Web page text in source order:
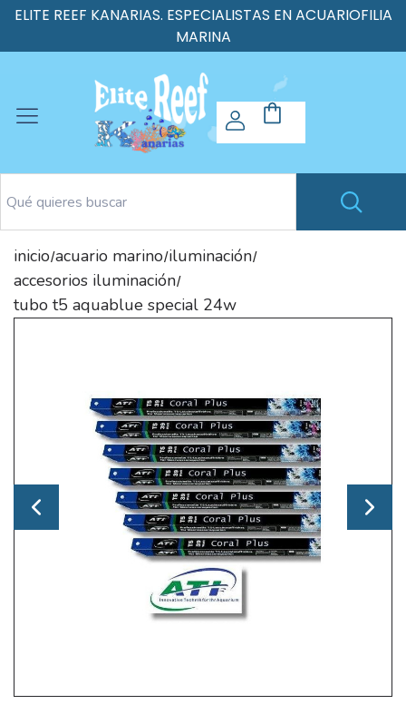
ELITE REEF KANARIAS. ESPECIALISTAS EN ACUARIOFILIA
MARINA
inicio/acuario marino/iluminación/
accesorios iluminación/
tubo t5 aquablue special 24w